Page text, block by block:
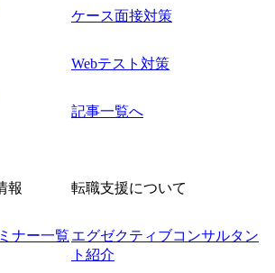
ケース面接対策
Webテスト対策
記事一覧へ
報
ナー一覧
転職支援について
エグゼクティブコンサルタン
ト紹介